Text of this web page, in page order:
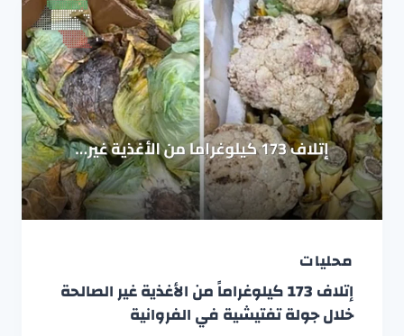
محليات
إتلاف 173 كيلوغراماً من الأغذية غير الصالحة
خلال جولة تفتيشية في الفروانية